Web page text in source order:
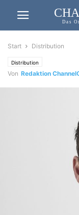
Das
Start Distribution
Distribution
Von Redaktion